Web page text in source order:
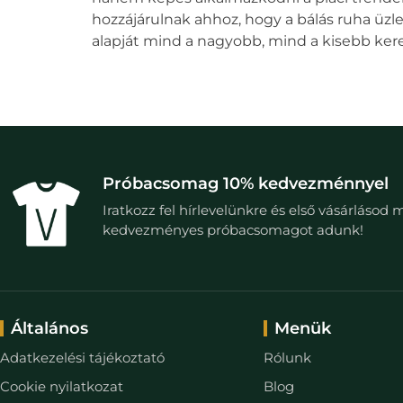
hozzájárulnak ahhoz, hogy a bálás ruha
alapját mind a nagyobb, mind a kisebb
Próbacsomag 10% kedvezménnyel
Iratkozz fel hírlevelünkre és első vásárlásod
kedvezményes próbacsomagot adunk!
Általános
Adatkezelési tájékoztató
Cookie nyilatkozat
Menük
Rólunk
Blog